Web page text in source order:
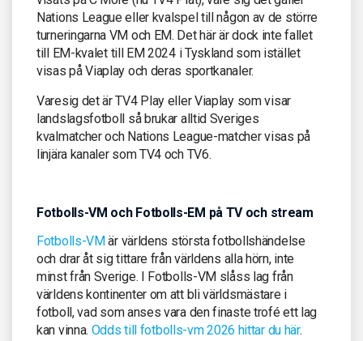
Nations League eller kvalspel till någon av de större
turneringarna VM och EM. Det här är dock inte fallet
till EM-kvalet till EM 2024 i Tyskland som istället
visas på Viaplay och deras sportkanaler.
Varesig det är TV4 Play eller Viaplay som visar
landslagsfotboll så brukar alltid Sveriges
kvalmatcher och Nations League-matcher visas på
linjära kanaler som TV4 och TV6.
Fotbolls-VM och Fotbolls-EM på TV och stream
Fotbolls-VMär världens största fotbollshändelse
och drar åt sig tittare från världens alla hörn, inte
minst från Sverige. I Fotbolls-VM slåss lag från
världens kontinenter om att bli världsmästare i
fotboll, vad som anses vara den finaste trofé ett lag
kan vinna. Odds till fotbolls-vm 2026 hittar du här.